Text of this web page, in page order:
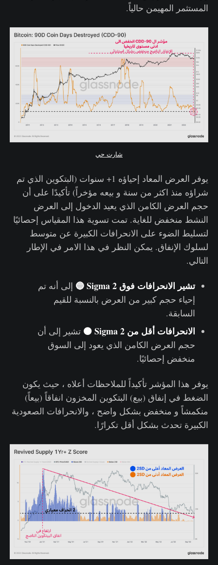
المستثمر المهيمن حالياً.
شارت حي
يوفر العرض المعاد إحياؤه 1+ سنوات (البتكوين الذي تم
شراؤه منذ اكثر من سنة و بيعه مؤخراً) تأكيدًا على أن
حجم العرض الكامن الذي يعيد الدخول إلى العرض
النشط منخفض للغاية. تمت تسوية هذا المقياس إحصائيًا
لتسليط الضوء على الانحرافات الكبيرة عن متوسط
لسلوك الإنفاق. يمكن النظر في هذا الامر في الإطار
التالي.
تشير الانحرافات فوق 2 Sigma 🔵
إلى أنه تم
إحياء حجم كبير من العرض بالنسبة للقيم
السابقة.
الانحرافات أقل من 2 Sigma 🟠
تشير إلى أن
حجم العرض الكامن الذي يعود إلى السوق
منخفض إحصائيًا.
يوفر هذا المؤشر تأكيداً للملاحظات أعلاه ، حيث يكون
الضغط في إنفاق (بيع) البتكوين المخزون انفاقاً (بيعاً)
منكمشاً و منخفض بشكل واضح ، والانحرافات الصعودية
الكبيرة تحدث بشكل أقل تكرارًا.